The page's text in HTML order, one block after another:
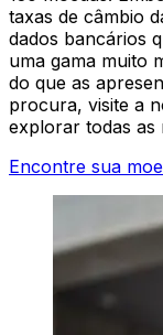
taxas de câmbio
dados bancários
uma gama muito
do que as
procura, visite a
explorar todas as
Encontre sua